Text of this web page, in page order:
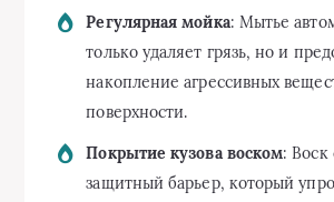
Регулярная мойка: Мытье
только удаляет грязь, но и
накопление агрессивных
поверхности.
Покрытие кузова воском: Воск
защитный барьер, который